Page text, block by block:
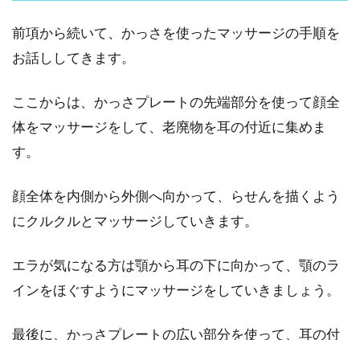
前項から続いて、かっさを使ったマッサージの手順を
お話ししてきます。
ここからは、かっさプレートの先端部分を使って顔全
体をマッサージをして、老廃物を耳の付近に集めま
す。
顔全体を内側から外側へ向かって、らせんを描くよう
にクルクルとマッサージしていきます。
エラが気になる方は顎から耳の下に向かって、顎のラ
インをほぐすようにマッサージをしていきましょう。
最後に、かっさプレートの広い部分を使って、耳の付